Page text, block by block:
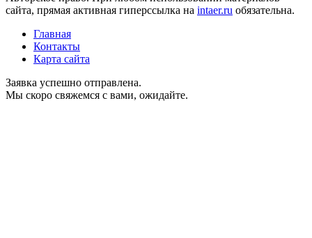
сайта, прямая активная гиперссылка на intaer.ru обязательна.
Главная
Контакты
Карта сайта
Заявка успешно отправлена.
Мы скоро свяжемся с вами, ожидайте.